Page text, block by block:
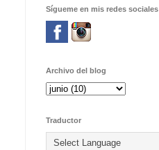
Sígueme en mis redes sociales
Archivo del blog
Traductor